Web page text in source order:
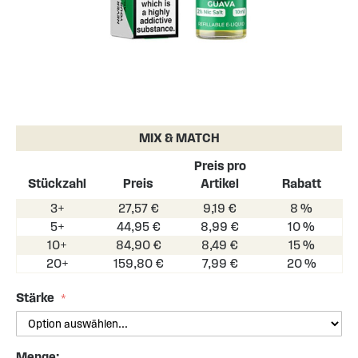
the
the
gallery
MIX & MATCH
Stückzahl Preis
Preis pro
Artikel
Rabatt
3+
27,57 € 9,19 €
8 %
5+
44,95 € 8,99 €
10 %
10+
84,90 € 8,49 €
15 %
20+
159,80 € 7,99 € 20 %
Stärke